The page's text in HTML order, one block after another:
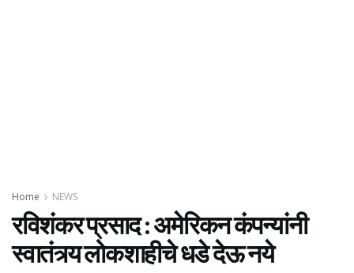
Home NEWS
रविशंकर प्रसाद : अमेरिकन कंपन्यांनी
स्वातंत्र्य लोकशाहीचे धडे देऊ नये